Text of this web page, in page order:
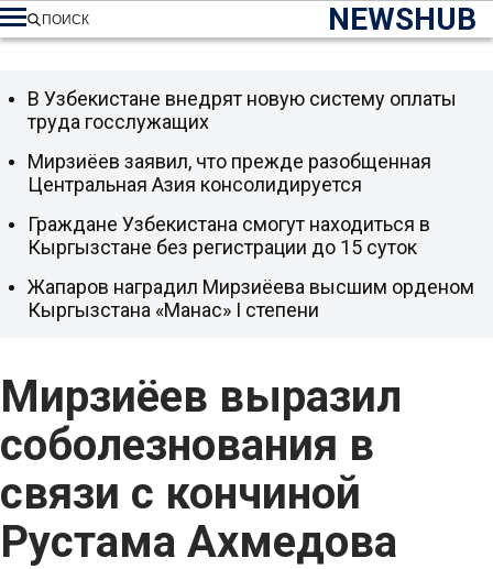
NEWSHUB
ПОИСК
Мирзиёев выразил
соболезнования в
связи с кончиной
Рустама Ахмедова
В Узбекистане внедрят новую систему оплаты
труда госслужащих
Мирзиёев заявил, что прежде разобщенная
Центральная Азия консолидируется
Граждане Узбекистана смогут находиться в
Кыргызстане без регистрации до 15 суток
Жапаров наградил Мирзиёева высшим орденом
Кыргызстана «Манас» I степени